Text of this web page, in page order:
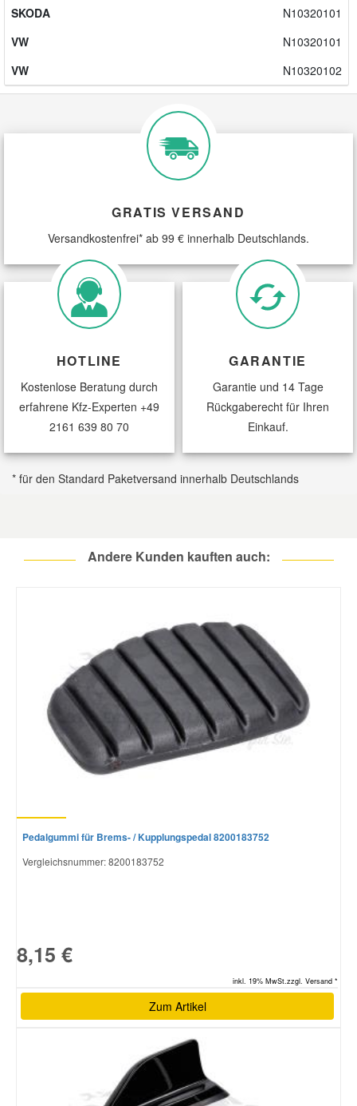
SKODA
N10320101
VW
N10320101
VW
N10320102
GRATIS VERSAND
Versandkostenfrei* ab 99 € innerhalb Deutschlands.
HOTLINE
Kostenlose Beratung durch
erfahrene Kfz-Experten +49
2161 639 80 70
GARANTIE
Garantie und 14 Tage
Rückgaberecht für Ihren
Einkauf.
* für den Standard Paketversand innerhalb Deutschlands
Andere Kunden kauften auch:
Pedalgummi für Brems- / Kupplungspedal 8200183752
Vergleichsnummer:8200183752
8,15 €
inkl. 19% MwSt.zzgl. Versand *
Zum Artikel